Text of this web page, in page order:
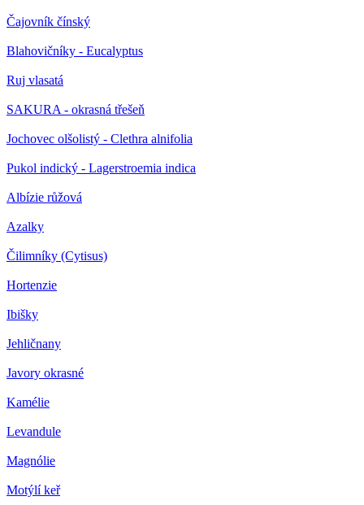
Čajovník čínský
Blahovičníky - Eucalyptus
Ruj vlasatá
SAKURA - okrasná třešeň
Jochovec olšolistý - Clethra alnifolia
Pukol indický - Lagerstroemia indica
Albízie růžová
Azalky
Čilimníky (Cytisus)
Hortenzie
Ibišky
Jehličnany
Javory okrasné
Kamélie
Levandule
Magnólie
Motýlí keř